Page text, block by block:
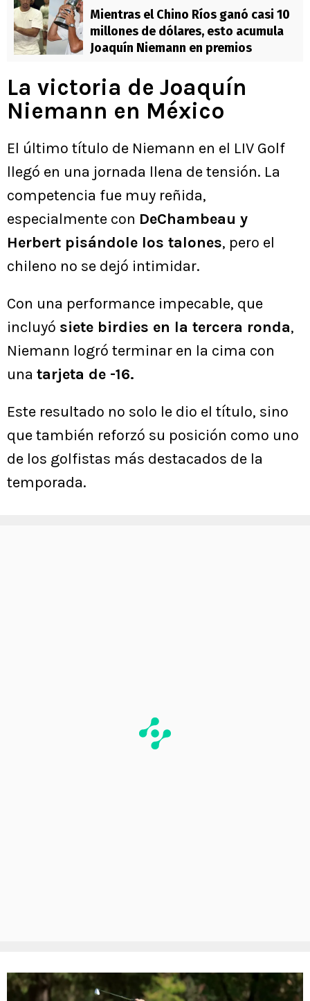
Mientras el Chino Ríos ganó casi 10
millones de dólares, esto acumula
Joaquín Niemann en premios
La victoria de Joaquín
Niemann en México
El último título de Niemann en el LIV Golf
llegó en una jornada llena de tensión. La
competencia fue muy reñida,
especialmente con DeChambeau y
Herbert pisándole los talones, pero el
chileno no se dejó intimidar.
Con una performance impecable, que
incluyó siete birdies en la tercera ronda,
Niemann logró terminar en la cima con
una tarjeta de -16.
Este resultado no solo le dio el título, sino
que también reforzó su posición como uno
de los golfistas más destacados de la
temporada.